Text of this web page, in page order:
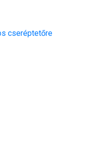
cseréptetőre